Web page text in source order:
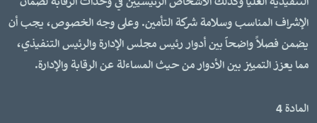
الإشراف المناسب وسلامة شركة التأمين. وعلى وجه الخصوص، يجب أن
يضمن فصلاً واضحاً بين أدوار رئيس مجلس الإدارة والرئيس التنفيذي،
مما يعزز التمييز بين الأدوار من حيث المساءلة عن الرقابة والإدارة.
المادة 4